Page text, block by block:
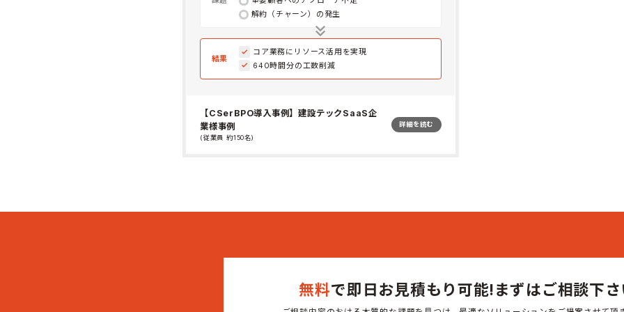
解約（チャーン）の発生
結果
コア業務にリソース活用を実現
640時間分の工数削減
【CSerBPO導入事例】建設テックSaaS企
業様事例
(従業員 約150名)
詳細を読む
無料で即日お見積もり可能!まずはご相談下